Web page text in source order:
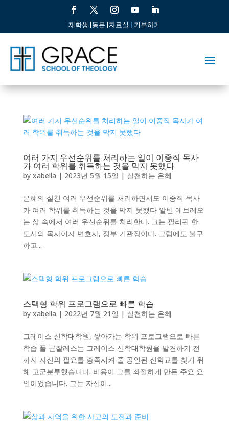
재학생 |동문 |자료실 | 기부하기
여러 가지 우선순위를 처리하는 일이 이중직 목사
가 여러 학위를 취득하는 것을 막지 못했다
by xabella | 2023년 5월 15일 | 실천하는 은혜
은혜의 실천 여러 우선순위를 처리하면서도 이중직 목사
가 여러 학위를 취득하는 것을 막지 못했다 알빈 에브레오
는 삶 속에서 여러 우선순위를 처리한다. 그는 필리핀 한
도시의 목사이자 변호사, 정부 기관장이다. 그럼에도 불구
하고...
스택형 학위 프로그램으로 빠른 학습
by xabella | 2022년 7월 21일 | 실천하는 은혜
그레이스 신학대학원, 쌓아가는 학위 프로그램으로 빠른
학습 폴 곤잘레스는 그레이스 신학대학원을 발견하기 전
까지 자신의 필요를 충족시켜 줄 공인된 신학교를 찾기 위
해 고군분투했습니다. 비용이 그를 좌절하게 만든 주요 요
인이었습니다. 그는 자신이...